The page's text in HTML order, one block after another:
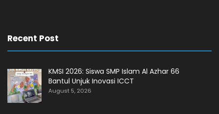
Recent Post
KMSI 2026: Siswa SMP Islam Al Azhar 66
Bantul Unjuk Inovasi ICCT
August 5, 2026